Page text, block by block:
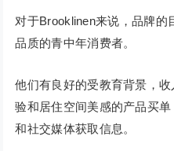
对于Brooklinen来说，品牌
品质的青中年消费者。
他们有良好的受教育背景，
验和居住空间美感的产品买
和社交媒体获取信息。